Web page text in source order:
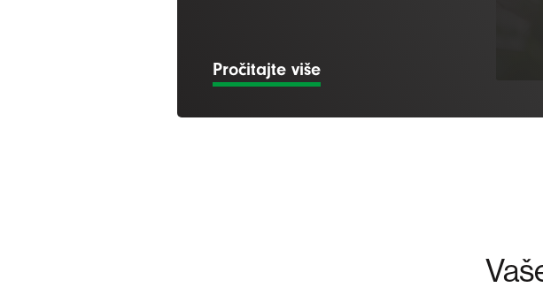
Pročitajte više